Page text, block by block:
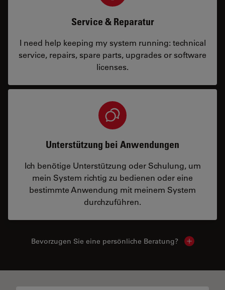
Service & Reparatur
I need help keeping my system running: technical
service, repairs, spare parts, upgrades or software
licenses.
Unterstützung bei Anwendungen
Ich benötige Unterstützung oder Schulung, um
mein System richtig zu bedienen oder eine
bestimmte Anwendung mit meinem System
durchzuführen.
Bevorzugen Sie eine persönliche Beratung? Show